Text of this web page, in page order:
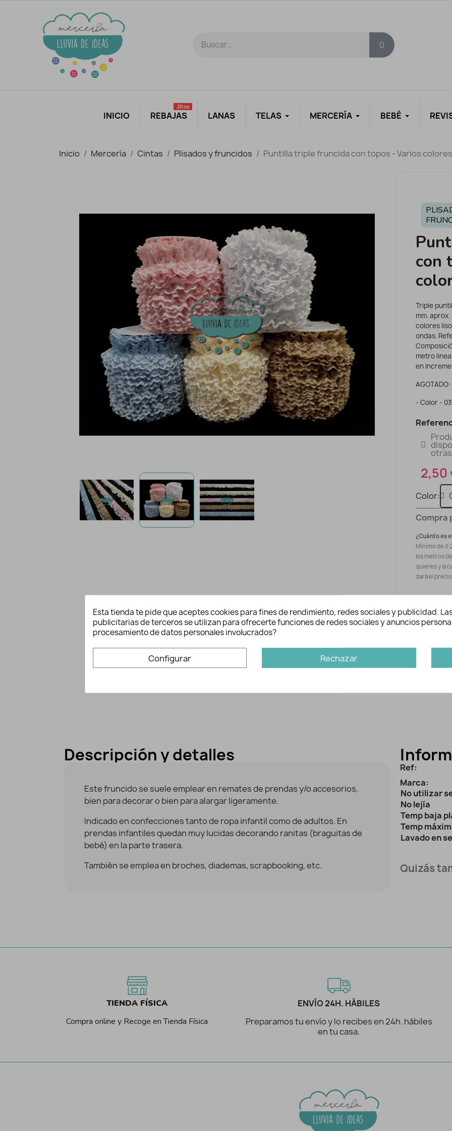
INICIO REBAJAS
.dtos
LANAS TELAS MERCERÍA BEBÉ
Inicio Mercería Cintas Plisados y fruncidos Puntilla triple fruncida con topos - Varios colores
con
Triple
mm.
colores
ondas.
metro
en
AGOTADO:
- Color -
2,50
Color
Compra
¿Cuánto es
Mínimo de
los metros
quieres y la
dará el
Descripción y detalles
Este fruncido se suele emplear en remates de prendas y/o accesorios,
bien para decorar o bien para alargar ligeramente.
Indicado en confecciones tanto de ropa infantil como de adultos. En
prendas infantiles quedan muy lucidas decorando ranitas (braguitas de
bebé) en la parte trasera.
También se emplea en broches, diademas, scrapbooking, etc.
Ref:
Marca:
No utilizar
No lejía
Temp baja
Temp
Lavado en
Quizás
TIENDA FÍSICA
Compra online y Recoge en Tienda Física
ENVÍO 24H. HÁBILES
Preparamos tu envío y lo recibes en 24h. hábiles
en tu casa.
Esta tienda te pide que aceptes cookies para fines de rendimiento, redes sociales y publicidad.
publicitarias de terceros se utilizan para ofrecerte funciones de redes sociales y anuncios
procesamiento de datos personales involucrados?
Configurar Rechazar